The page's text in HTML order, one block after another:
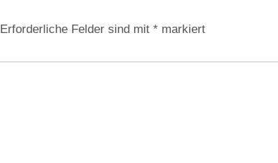
Erforderliche Felder sind mit * markiert